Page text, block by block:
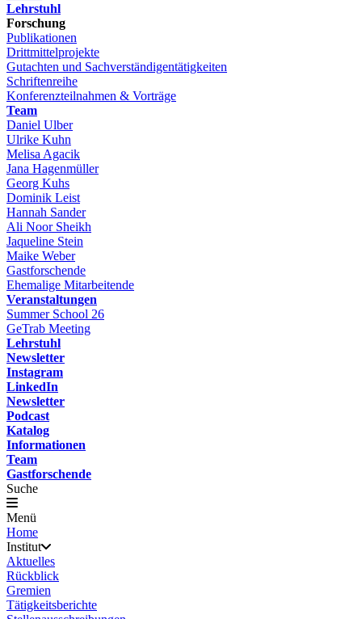
Lehrstuhl
Forschung
Publikationen
Drittmittelprojekte
Gutachten und Sachverständigentätigkeiten
Schriftenreihe
Konferenzteilnahmen & Vorträge
Team
Daniel Ulber
Ulrike Kuhn
Melisa Agacik
Jana Hagenmüller
Georg Kuhs
Dominik Leist
Hannah Sander
Ali Noor Sheikh
Jaqueline Stein
Maike Weber
Gastforschende
Ehemalige Mitarbeitende
Veranstaltungen
Summer School 26
GeTrab Meeting
Lehrstuhl
Newsletter
Instagram
LinkedIn
Newsletter
Podcast
Katalog
Informationen
Team
Gastforschende
Suche
Menü
Home
Institut
Aktuelles
Rückblick
Gremien
Tätigkeitsberichte